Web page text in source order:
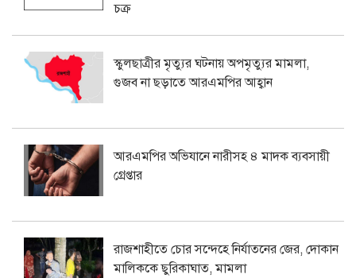
চক্র
স্কুলছাত্রীর মৃত্যুর ঘটনায় অপমৃত্যুর মামলা,
গুজব না ছড়াতে আরএমপির আহ্বান
আরএমপির অভিযানে নারীসহ ৪ মাদক ব্যবসায়ী
গ্রেপ্তার
রাজশাহীতে চোর সন্দেহে নির্যাতনের জের, দোকান
মালিককে ছুরিকাঘাত, মামলা